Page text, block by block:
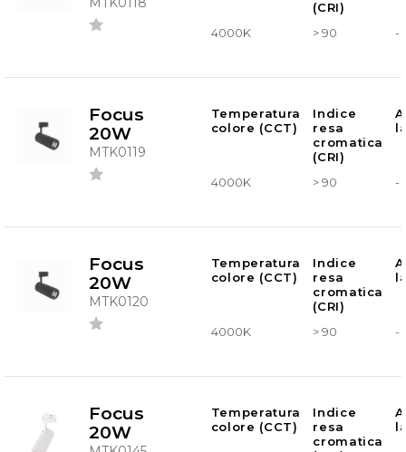
(CRI)
4000K > 90 -
Focus
20W
MTK0119
Temperatura
colore (CCT)
Indice
resa
cromatica
(CRI)
4000K > 90 -
Focus
20W
MTK0120
Temperatura
colore (CCT)
Indice
resa
cromatica
(CRI)
4000K > 90 -
Focus
20W
Temperatura
colore (CCT)
Indice
resa
cromatica